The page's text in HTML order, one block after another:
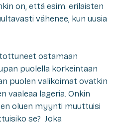
on, että esim. erilaisten
vähenee, kun uusia
ostamaan
puolella korkeintaan
puolen valikoimat ovatkin
vaaleaa lageria. Onkin
oluen myynti muuttuisi
se? Joka